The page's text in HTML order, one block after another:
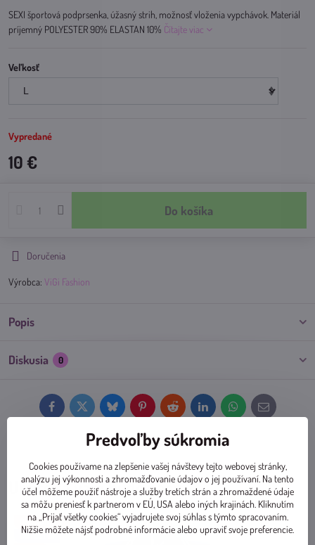
SEXI športová podprsenka, úžasný strih, možnosť vloženia vypchávok. Materiál
príjemný POLYESTER 90% ELASTAN 10% Čítajte viac
Veľkosť
Vypredané
10 €
Do košíka
Doručenia
Výrobca: ViGi Fashion
Popis
Diskusia 0
FacebookTwitter BlueskyPinterestReddit LinkedInWhatsApp
E-
mail
Predchádzajúci produkt Nasledujúci produkt
Určite sa vám bude páčiť
ONE&ONLY!!!
OUTLET 10
Predvoľby súkromia
Cookies používame na zlepšenie vašej návštevy tejto webovej stránky,
analýzu jej výkonnosti a zhromažďovanie údajov o jej používaní. Na tento
účel môžeme použiť nástroje a služby tretích strán a zhromaždené údaje
sa môžu preniesť k partnerom v EÚ, USA alebo iných krajinách. Kliknutím
na „Prijať všetky cookies“ vyjadrujete svoj súhlas s týmto spracovaním.
Nižšie môžete nájsť podrobné informácie alebo upraviť svoje preferencie.